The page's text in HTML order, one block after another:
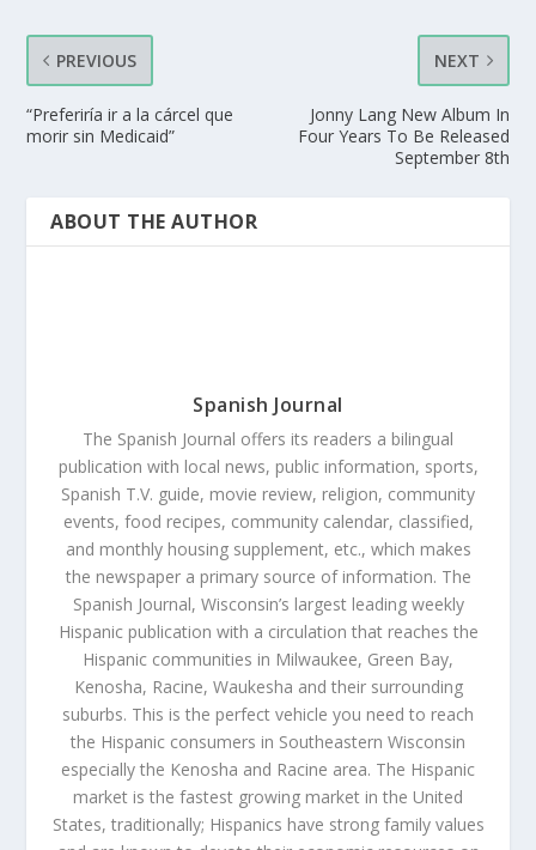
PREVIOUS
“Preferiría ir a la cárcel que
morir sin Medicaid”
NEXT
Jonny Lang New Album In
Four Years To Be Released
September 8th
ABOUT THE AUTHOR
Spanish Journal
The Spanish Journal offers its readers a bilingual
publication with local news, public information, sports,
Spanish T.V. guide, movie review, religion, community
events, food recipes, community calendar, classified,
and monthly housing supplement, etc., which makes
the newspaper a primary source of information. The
Spanish Journal, Wisconsin’s largest leading weekly
Hispanic publication with a circulation that reaches the
Hispanic communities in Milwaukee, Green Bay,
Kenosha, Racine, Waukesha and their surrounding
suburbs. This is the perfect vehicle you need to reach
the Hispanic consumers in Southeastern Wisconsin
especially the Kenosha and Racine area. The Hispanic
market is the fastest growing market in the United
States, traditionally; Hispanics have strong family values